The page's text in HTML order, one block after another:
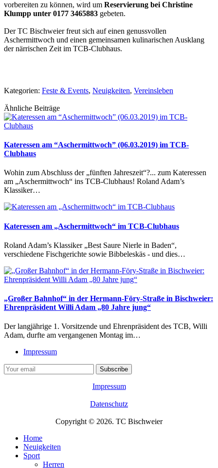
vorbereiten zu können, wird um Reservierung bei Christine
Klumpp unter 0177 3465883 gebeten.
Der TC Bischweier freut sich auf einen genussvollen
Aschermittwoch und einen gemeinsamen kulinarischen Ausklang
der närrischen Zeit im TCB-Clubhaus.
Kategorien: Feste & Events, Neuigkeiten, Vereinsleben
Ähnliche Beiträge
Kateressen am “Aschermittwoch” (06.03.2019) im TCB-
Clubhaus
Wohin zum Abschluss der „fünften Jahreszeit“?... zum Kateressen
am „Aschermittwoch“ ins TCB-Clubhaus! Roland Adam’s
Klassiker…
Kateressen am „Aschermittwoch“ im TCB-Clubhaus
Roland Adam’s Klassiker „Best Saure Nierle in Baden“,
verschiedene Fischgerichte sowie Bibbeleskäs - und dies…
„Großer Bahnhof“ in der Hermann-Föry-Straße in Bischweier:
Ehrenpräsident Willi Adam „80 Jahre jung“
Der langjährige 1. Vorsitzende und Ehrenpräsident des TCB, Willi
Adam, durfte am vergangenen Montag im…
Impressum
Impressum
Datenschutz
Copyright © 2026. TC Bischweier
Home
Neuigkeiten
Sport
Herren